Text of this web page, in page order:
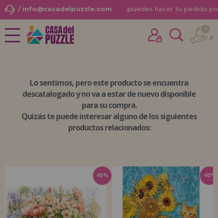
NOVEDADES
PUZZLES PARA ADULTOS
PUZZLES INFANTILES
PUZZLES POR MARCAS
PUZZLES POR AUTORES
ACCESORIOS PUZZLES
JUEGOS DE MESA
/ info@casadelpuzzle.com ¡puedes hacer tu pedido
0
Lo sentimos, peroeste producto se encuentra
descatalogadoy no va a estar de nuevo disponible
para su compra.
Quizás te puede interesar alguno de los siguientes
productos relacionados:
-10% -10%